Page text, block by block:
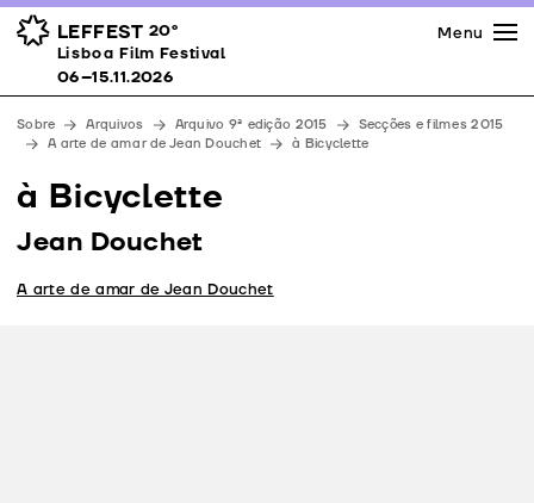
LEFFEST 20º
Lisboa Film Festival 06–15.11.2026
Prémios
Espaços
Apoios
Equipa
Downloads
Contactos
Menu
Lisboa Film Festival
06–15.11.2026
Sobre Arquivos Arquivo 9ª edição 2015
Secções e filmes 2015
A arte de amar de Jean Douchet
à Bicyclette
à Bicyclette
Jean Douchet
A arte de amar de Jean Douchet